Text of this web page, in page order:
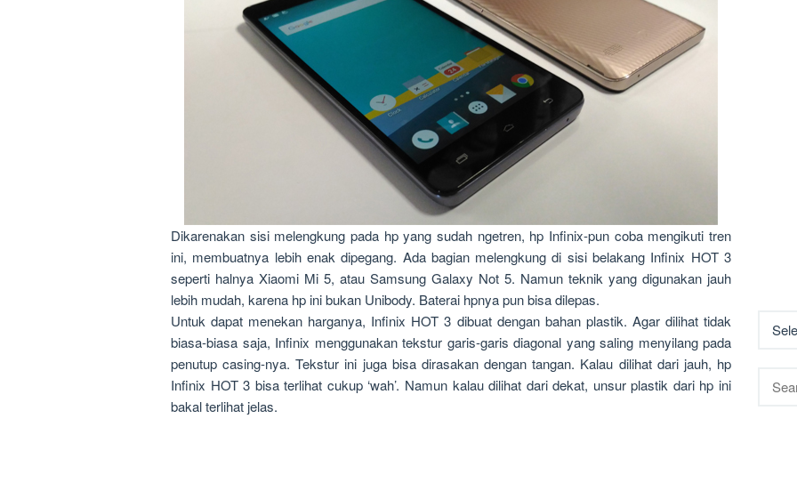
Dikarenakan sisi melengkung pada hp yang sudah ngetren, hp Infinix-pun coba mengikuti tren
ini, membuatnya lebih enak dipegang. Ada bagian melengkung di sisi belakang Infinix HOT 3
seperti halnya Xiaomi Mi 5, atau Samsung Galaxy Not 5. Namun teknik yang digunakan jauh
lebih mudah, karena hp ini bukan Unibody. Baterai hpnya pun bisa dilepas.
Untuk dapat menekan harganya, Infinix HOT 3 dibuat dengan bahan plastik. Agar dilihat tidak
biasa-biasa saja, Infinix menggunakan tekstur garis-garis diagonal yang saling menyilang pada
penutup casing-nya. Tekstur ini juga bisa dirasakan dengan tangan. Kalau dilihat dari jauh, hp
Infinix HOT 3 bisa terlihat cukup ‘wah’. Namun kalau dilihat dari dekat, unsur plastik dari hp ini
bakal terlihat jelas.
for: